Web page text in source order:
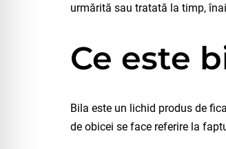
urmărită sau tratată la timp,
Ce este
Bila este un lichid produs de
de obicei se face referire la